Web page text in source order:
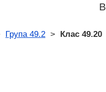
Група 49.2 > Клас 49.20